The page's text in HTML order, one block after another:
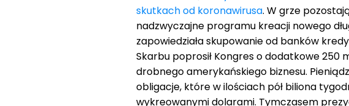
skutkach od koronawirusa. W grze
nadzwyczajne programu kreacji nowego
zapowiedziała skupowanie od banków
Skarbu poprosił Kongres o dodatkowe
drobnego amerykańskiego biznesu.
obligacje, które w ilościach pół biliona
wykreowanymi dolarami. Tymczasem